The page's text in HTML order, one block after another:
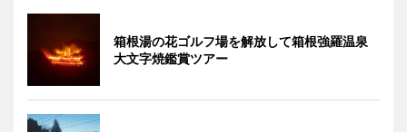
箱根湯の花ゴルフ場を解放して箱根強羅温泉
大文字焼鑑賞ツアー